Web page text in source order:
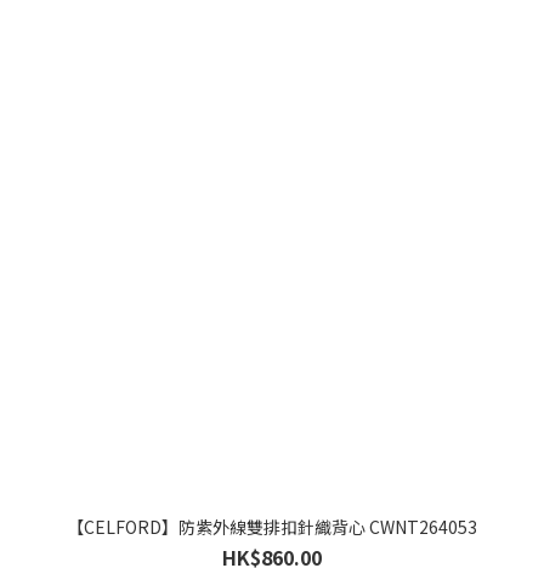
【CELFORD】防紫外線雙排扣針織背心 CWNT264053
HK$860.00